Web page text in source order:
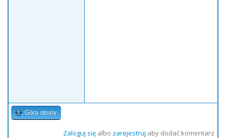
Góra strony
Zaloguj sięalbo zarejestruj aby dodać komentarz